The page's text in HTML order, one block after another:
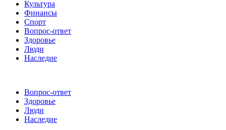
Культура
Финансы
Спорт
Вопрос-ответ
Здоровье
Люди
Наследие
Вопрос-ответ
Здоровье
Люди
Наследие